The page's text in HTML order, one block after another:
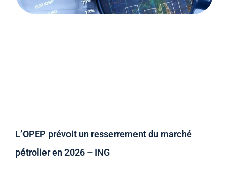
L’OPEP prévoit un resserrement du marché
pétrolier en 2026 – ING